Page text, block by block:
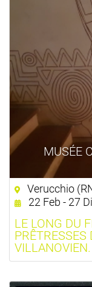
MUSÉE
Verucchio
22 Feb - 27
LE LONG DU
VILLANOVIEN.